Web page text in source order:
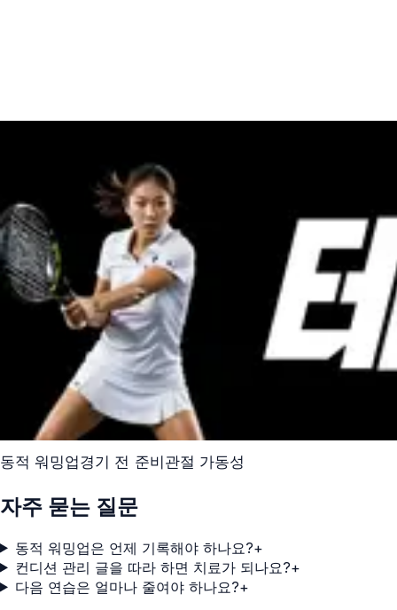
동적 워밍업경기 전 준비관절 가동성
자주 묻는 질문
동적 워밍업은 언제 기록해야 하나요?+
컨디션 관리 글을 따라 하면 치료가 되나요?+
다음 연습은 얼마나 줄여야 하나요?+